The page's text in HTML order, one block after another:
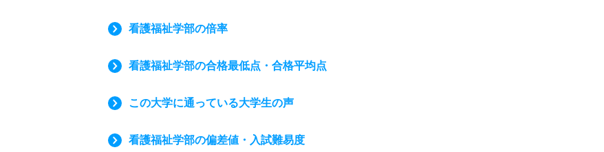
看護福祉学部の倍率
看護福祉学部の合格最低点・合格平均点
この大学に通っている大学生の声
看護福祉学部の偏差値・入試難易度